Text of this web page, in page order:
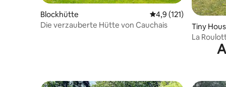
Blockhütte Durchschnittliche
4,9 (121)
Die verzauberte Hütte von Cauchais
Tiny
La
Strand